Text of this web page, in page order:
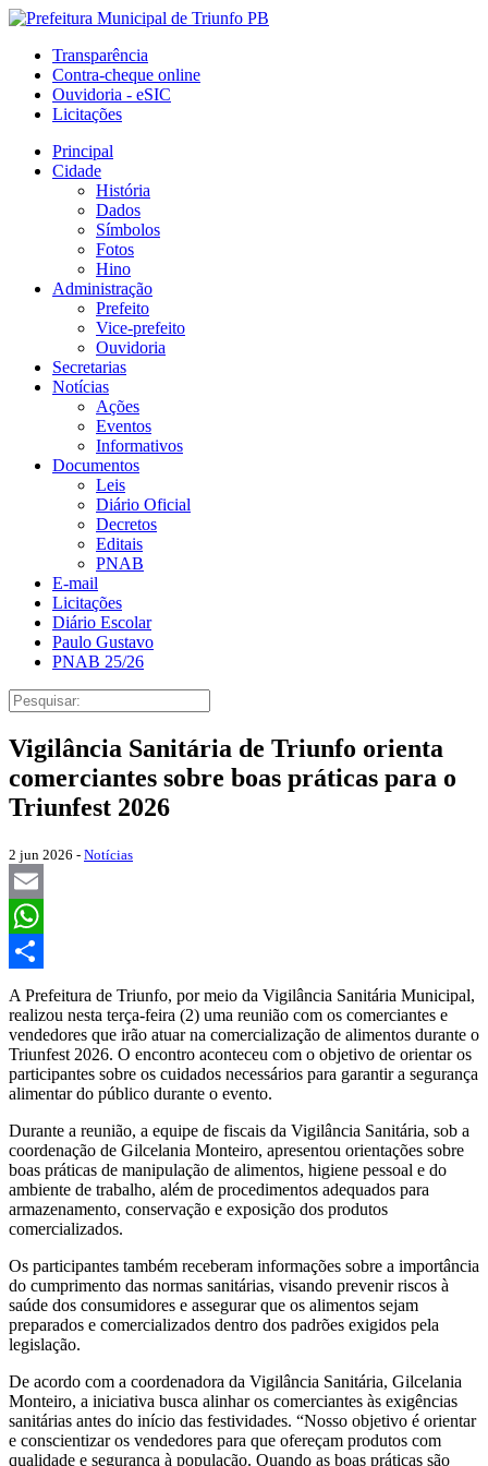
Transparência
Contra-cheque online
Ouvidoria - eSIC
Licitações
Principal
Cidade
História
Dados
Símbolos
Fotos
Hino
Administração
Prefeito
Vice-prefeito
Ouvidoria
Secretarias
Notícias
Ações
Eventos
Informativos
Documentos
Leis
Diário Oficial
Decretos
Editais
PNAB
E-mail
Licitações
Diário Escolar
Paulo Gustavo
PNAB 25/26
Vigilância Sanitária de Triunfo orienta
comerciantes sobre boas práticas para o
Triunfest 2026
2 jun 2026 - Notícias
Email
WhatsApp
Share
A Prefeitura de Triunfo, por meio da Vigilância Sanitária Municipal,
realizou nesta terça-feira (2) uma reunião com os comerciantes e
vendedores que irão atuar na comercialização de alimentos durante o
Triunfest 2026. O encontro aconteceu com o objetivo de orientar os
participantes sobre os cuidados necessários para garantir a segurança
alimentar do público durante o evento.
Durante a reunião, a equipe de fiscais da Vigilância Sanitária, sob a
coordenação de Gilcelania Monteiro, apresentou orientações sobre
boas práticas de manipulação de alimentos, higiene pessoal e do
ambiente de trabalho, além de procedimentos adequados para
armazenamento, conservação e exposição dos produtos
comercializados.
Os participantes também receberam informações sobre a importância
do cumprimento das normas sanitárias, visando prevenir riscos à
saúde dos consumidores e assegurar que os alimentos sejam
preparados e comercializados dentro dos padrões exigidos pela
legislação.
De acordo com a coordenadora da Vigilância Sanitária, Gilcelania
Monteiro, a iniciativa busca alinhar os comerciantes às exigências
sanitárias antes do início das festividades. “Nosso objetivo é orientar
e conscientizar os vendedores para que ofereçam produtos com
qualidade e segurança à população. Quando as boas práticas são